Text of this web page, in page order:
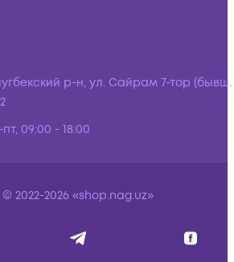
р-н, ул. Сайрам 7-тор (бывш.
09:00 - 18:00
© 2022-2026 «shop.nag.uz»